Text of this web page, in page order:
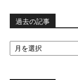
過去の記事
過
去